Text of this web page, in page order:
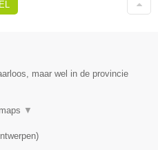
maar wel in de provincie
▼
)